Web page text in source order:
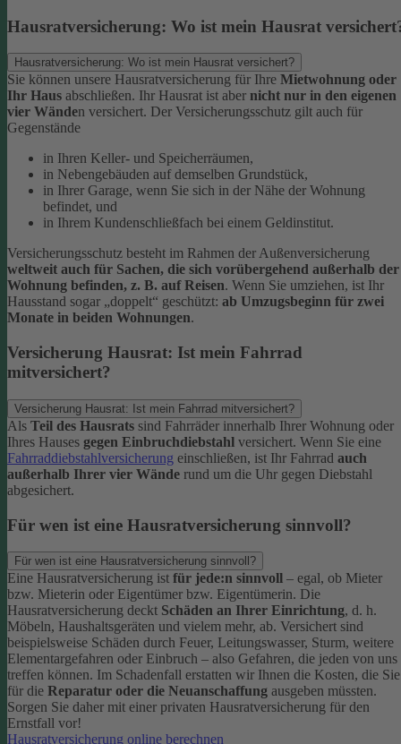
Hausratversicherung: Wo ist mein Hausrat
Hausratversicherung: Wo ist mein Hausrat versichert?
Sie können unsere Hausratversicherung für Ihre Mietwohnung oder
Ihr Haus abschließen. Ihr Hausrat ist aber nicht nur in den eigenen
vier Wänden versichert. Der Versicherungsschutz gilt auch für
Gegenstände
in Ihren Keller- und Speicherräumen,
in Nebengebäuden auf demselben Grundstück,
in Ihrer Garage, wenn Sie sich in der Nähe der Wohnung
befindet, und
in Ihrem Kundenschließfach bei einem Geldinstitut.
Versicherungsschutz besteht im Rahmen der Außenversicherung
weltweit auch für Sachen, die sich vorübergehend außerhalb der
Wohnung befinden, z. B. auf Reisen. Wenn Sie umziehen, ist Ihr
Hausstand sogar „doppelt“ geschützt: ab Umzugsbeginn für zwei
Monate in beiden Wohnungen.
Versicherung Hausrat: Ist mein Fahrrad
mitversichert?
Versicherung Hausrat: Ist mein Fahrrad mitversichert?
Als Teil des Hausrats sind Fahrräder innerhalb Ihrer Wohnung oder
Ihres Hauses gegen Einbruchdiebstahl versichert. Wenn Sie eine
Fahrraddiebstahlversicherung einschließen, ist Ihr Fahrrad auch
außerhalb Ihrer vier Wände rund um die Uhr gegen Diebstahl
abgesichert.
Für wen ist eine Hausratversicherung sinnvoll?
Für wen ist eine Hausratversicherung sinnvoll?
Eine Hausratversicherung ist für jede:n sinnvoll – egal, ob Mieter
bzw. Mieterin oder Eigentümer bzw. Eigentümerin. Die
Hausratversicherung deckt Schäden an Ihrer Einrichtung, d. h.
Möbeln, Haushaltsgeräten und vielem mehr, ab. Versichert sind
beispielsweise Schäden durch Feuer, Leitungswasser, Sturm, weitere
Elementargefahren oder Einbruch – also Gefahren, die jeden von uns
treffen können. Im Schadenfall erstatten wir Ihnen die Kosten, die Sie
für die Reparatur oder die Neuanschaffung ausgeben müssten.
Sorgen Sie daher mit einer privaten Hausratversicherung für den
Ernstfall vor!
Hausratversicherung online berechnen